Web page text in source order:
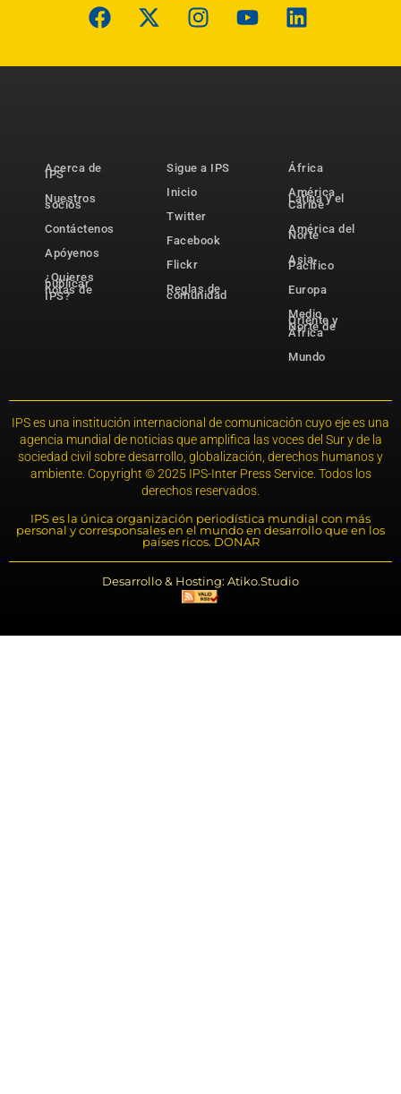
Acerca de
IPS
Nuestros
socios
Contáctenos
Apóyenos
¿Quieres
publicar
notas de
IPS?
Sigue a IPS
Inicio
Twitter
Facebook
Flickr
Reglas de
comunidad
África
América
Latina y el
Caribe
América del
Norte
Asia-
Pacífico
Europa
Medio
Oriente y
Norte de
África
Mundo
IPS es una institución internacional de comunicación cuyo eje es una
agencia mundial de noticias que amplifica las voces del Sur y de la
sociedad civil sobre desarrollo, globalización, derechos humanos y
ambiente. Copyright © 2025 IPS-Inter Press Service. Todos los
derechos reservados.
IPS es la única organización periodística mundial con más
personal y corresponsales en el mundo en desarrollo que en los
países ricos. DONAR
Desarrollo & Hosting: Atiko.Studio